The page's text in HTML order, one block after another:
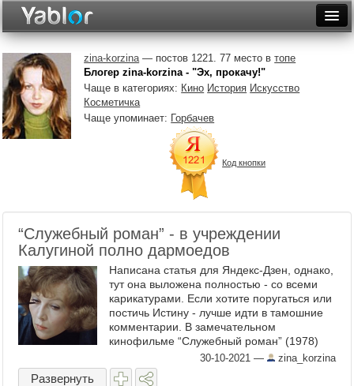
Неделя
Рейтинги
Архив
Видеотоп
zina-korzina— постов 1221. 77 место втопе
Блогер zina-korzina - "Эх, прокачу!"
Чаще в категориях: Кино История Искусство
Косметичка
Чаще упоминает: Горбачев
Код кнопки
“Служебный роман” - в учреждении
Калугиной полно дармоедов
Написана статья для Яндекс-Дзен, однако,
тут она выложена полностью - со всеми
карикатурами. Если хотите поругаться или
постичь Истину - лучше идти в тамошние
комментарии. В замечательном
кинофильме “Служебный роман” (1978)
так много потрясающих и волнующих
подробностей, что его ...
30-10-2021 — zina_korzina
Развернуть